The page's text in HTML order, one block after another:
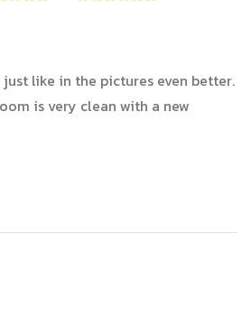
like in the pictures even better.
is very clean with a new